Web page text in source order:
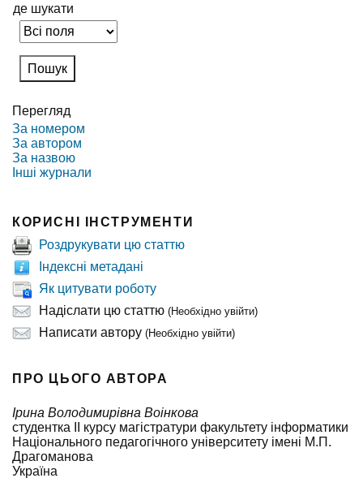
де шукати
Перегляд
За номером
За автором
За назвою
Інші журнали
КОРИСНІ ІНСТРУМЕНТИ
Роздрукувати цю статтю
Індексні метадані
Як цитувати роботу
Надіслати цю статтю (Необхідно увійти)
Написати автору (Необхідно увійти)
ПРО ЦЬОГО АВТОРА
Ірина Володимирівна Воінкова
студентка ІІ курсу магістратури факультету інформатики
Національного педагогічного університету імені М.П.
Драгоманова
Україна